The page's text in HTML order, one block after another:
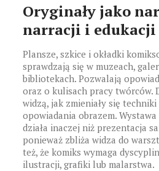
Oryginały jako
narracji i
Plansze, szkice i okładki
sprawdzają się w muzeach,
bibliotekach. Pozwalają
oraz o kulisach pracy twórców.
widzą, jak zmieniały się
opowiadania obrazem.
działa inaczej niż prezentacja
ponieważ zbliża widza do
też, że komiks wymaga
ilustracji, grafiki lub malarstwa.